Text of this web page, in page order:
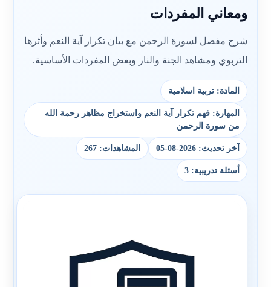
ومعاني المفردات
شرح مفصل لسورة الرحمن مع بيان تكرار آية النعم وأثرها
التربوي ومشاهد الجنة والنار وبعض المفردات الأساسية.
المادة: تربية اسلامية
المهارة: فهم تكرار آية النعم واستخراج مظاهر رحمة الله
من سورة الرحمن
آخر تحديث: 2026-08-05 المشاهدات: 267
أسئلة تدريبية: 3